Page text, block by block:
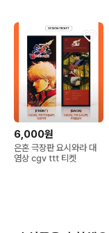
6,000원
은혼 극장판 요시와라 대
염상 cgv ttt 티켓